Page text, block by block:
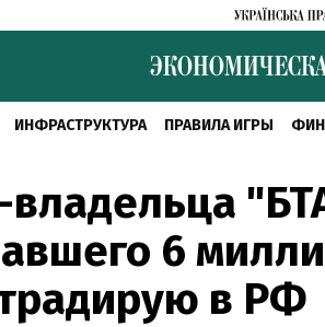
ИНФРАСТРУКТУРА ПРАВИЛА ИГРЫ
владельца
6
в РФ